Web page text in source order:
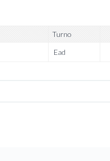
Turno
Ead